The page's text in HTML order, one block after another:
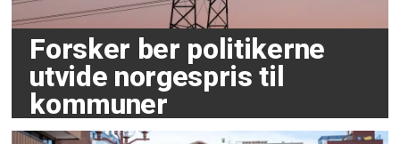
Forsker ber politikerne
utvide norgespris til
kommuner